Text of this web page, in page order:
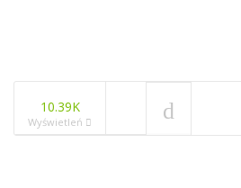
10.39K
Wyświetleń